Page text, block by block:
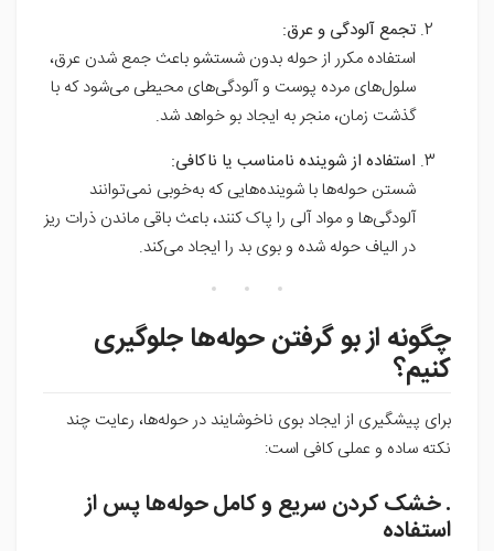
تجمع آلودگی و عرق:
استفاده مکرر از حوله بدون شستشو باعث جمع شدن عرق،
سلول‌های مرده پوست و آلودگی‌های محیطی می‌شود که با
گذشت زمان، منجر به ایجاد بو خواهد شد.
استفاده از شوینده نامناسب یا ناکافی:
شستن حوله‌ها با شوینده‌هایی که به‌خوبی نمی‌توانند
آلودگی‌ها و مواد آلی را پاک کنند، باعث باقی ماندن ذرات ریز
در الیاف حوله شده و بوی بد را ایجاد می‌کند.
چگونه از بو گرفتن حوله‌ها جلوگیری
کنیم؟
برای پیشگیری از ایجاد بوی ناخوشایند در حوله‌ها، رعایت چند
نکته ساده و عملی کافی است:
. خشک کردن سریع و کامل حوله‌ها پس از
استفاده